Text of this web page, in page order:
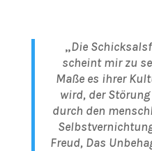
„Die
scheint mir zu
Maße es ihrer
wird, der
durch den
Freud, Das